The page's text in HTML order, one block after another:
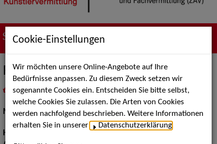
Suche nach Künstler*innen
Rachel Bahler
als PDF speichern
inMeine Merklistelegen
Musical:Darstellerin, Sängerin
Haarfarbe:
Cookie-Einstellungen
Wir möchten unsere Online-Angebote auf Ihre
Bedürfnisse anpassen. Zu diesem Zweck setzen wir
sogenannte Cookies ein. Entscheiden Sie bitte selbst,
welche Cookies Sie zulassen. Die Arten von Cookies
werden nachfolgend beschrieben. Weitere Informationen
erhalten Sie in unserer
Datenschutzerklärung